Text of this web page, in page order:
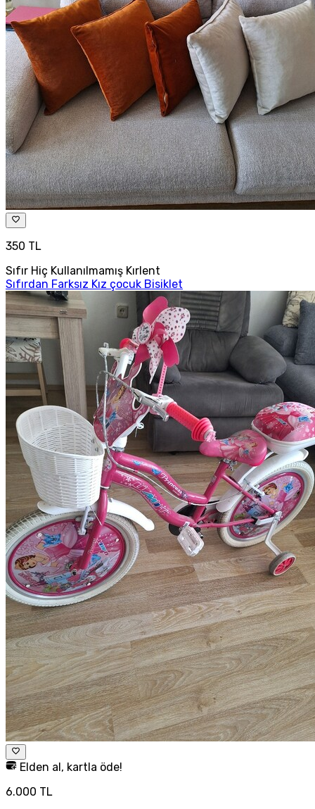
350 TL
Sıfır Hiç Kullanılmamış Kırlent
Sıfırdan Farksız Kız çocuk Bisiklet
Elden al, kartla öde!
6.000 TL